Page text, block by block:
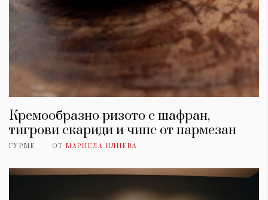
Кремообразно ризото с шафран,
тигрови скариди и чипс от пармезан
ГУРМЕ ОТ МАРИЕЛА ИЛИЕВА